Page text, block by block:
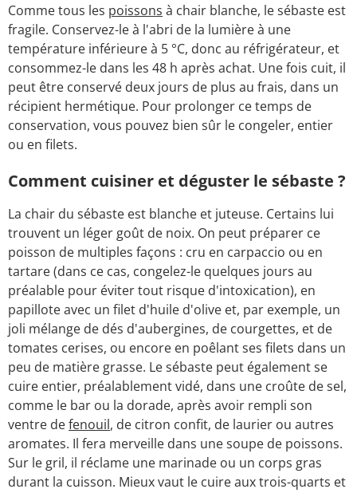
Comme tous les poissons à chair blanche, le sébaste est
fragile. Conservez-le à l'abri de la lumière à une
température inférieure à 5 °C, donc au réfrigérateur, et
consommez-le dans les 48 h après achat. Une fois cuit, il
peut être conservé deux jours de plus au frais, dans un
récipient hermétique. Pour prolonger ce temps de
conservation, vous pouvez bien sûr le congeler, entier
ou en filets.
Comment cuisiner et déguster le sébaste ?
La chair du sébaste est blanche et juteuse. Certains lui
trouvent un léger goût de noix. On peut préparer ce
poisson de multiples façons : cru en carpaccio ou en
tartare (dans ce cas, congelez-le quelques jours au
préalable pour éviter tout risque d'intoxication), en
papillote avec un filet d'huile d'olive et, par exemple, un
joli mélange de dés d'aubergines, de courgettes, et de
tomates cerises, ou encore en poêlant ses filets dans un
peu de matière grasse. Le sébaste peut également se
cuire entier, préalablement vidé, dans une croûte de sel,
comme le bar ou la dorade, après avoir rempli son
ventre defenouil, de citron confit, de laurier ou autres
aromates. Il fera merveille dans une soupe de poissons.
Sur le gril, il réclame une marinade ou un corps gras
durant la cuisson. Mieux vaut le cuire aux trois-quarts et